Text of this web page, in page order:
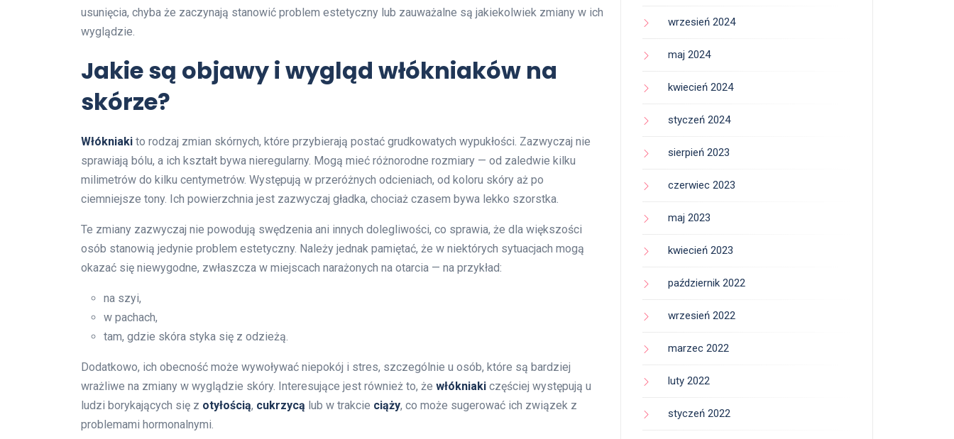
usunięcia, chyba że zaczynają stanowić problem estetyczny lub zauważalne są jakiekolwiek zmiany w ich
wyglądzie.
Jakie są objawy i wygląd włókniaków na
skórze?
Włókniaki to rodzaj zmian skórnych, które przybierają postać grudkowatych wypukłości. Zazwyczaj nie
sprawiają bólu, a ich kształt bywa nieregularny. Mogą mieć różnorodne rozmiary — od zaledwie kilku
milimetrów do kilku centymetrów. Występują w przeróżnych odcieniach, od koloru skóry aż po
ciemniejsze tony. Ich powierzchnia jest zazwyczaj gładka, chociaż czasem bywa lekko szorstka.
Te zmiany zazwyczaj nie powodują swędzenia ani innych dolegliwości, co sprawia, że dla większości
osób stanowią jedynie problem estetyczny. Należy jednak pamiętać, że w niektórych sytuacjach mogą
okazać się niewygodne, zwłaszcza w miejscach narażonych na otarcia — na przykład:
na szyi,
w pachach,
tam, gdzie skóra styka się z odzieżą.
Dodatkowo, ich obecność może wywoływać niepokój i stres, szczególnie u osób, które są bardziej
wrażliwe na zmiany w wyglądzie skóry. Interesujące jest również to, że włókniaki częściej występują u
ludzi borykających się z otyłością, cukrzycą lub w trakcie ciąży, co może sugerować ich związek z
problemami hormonalnymi.
wrzesień 2024
maj 2024
kwiecień 2024
styczeń 2024
sierpień 2023
czerwiec 2023
maj 2023
kwiecień 2023
październik 2022
wrzesień 2022
marzec 2022
luty 2022
styczeń 2022